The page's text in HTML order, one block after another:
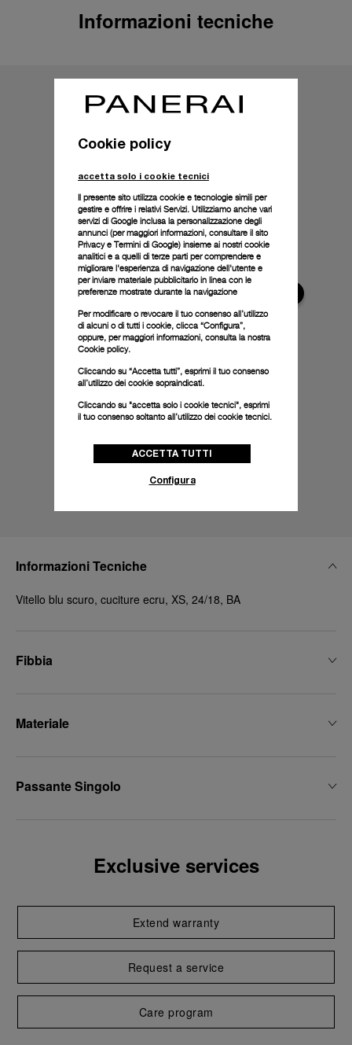
Informazioni tecniche
Informazioni Tecniche
Vitello blu scuro, cuciture ecru, XS, 24/18, BA
Fibbia
Materiale
Passante Singolo
Exclusive services
Extend warranty
Request a service
Care program
Cookie policy
accetta solo i cookie tecnici
Il presente sito utilizza cookie e tecnologie simili per
gestire e offrire i relativi Servizi. Utilizziamo anche vari
servizi di Google inclusa la personalizzazione degli
annunci (per maggiori informazioni, consultare il sito
Privacy e Termini di Google) insieme ai nostri cookie
analitici e a quelli di terze parti per comprendere e
migliorare l'esperienza di navigazione dell'utente e
per inviare materiale pubblicitario in linea con le
preferenze mostrate durante la navigazione
Per modificare o revocare il tuo consenso all’utilizzo
di alcuni o di tutti i cookie, clicca “Configura”,
oppure, per maggiori informazioni, consulta la nostra
Cookie policy.
Cliccando su “Accetta tutti”, esprimi il tuo consenso
all’utilizzo dei cookie sopraindicati.
Cliccando su "accetta solo i cookie tecnici", esprimi
il tuo consenso soltanto all’utilizzo dei cookie tecnici.
ACCETTA TUTTI
Configura